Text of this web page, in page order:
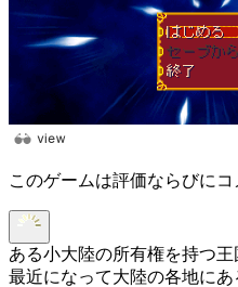
このゲームは評価ならびに
ある小大陸の所有権を持つ王
最近になって大陸の各地にあ